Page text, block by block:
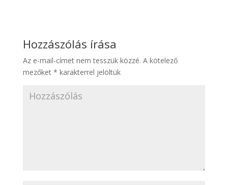
Hozzászólás írása
Az e-mail-címet nem tesszük közzé. A kötelező
mezőket * karakterrel jelöltük